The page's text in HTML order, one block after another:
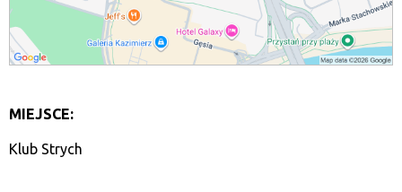
MIEJSCE:
Klub Strych